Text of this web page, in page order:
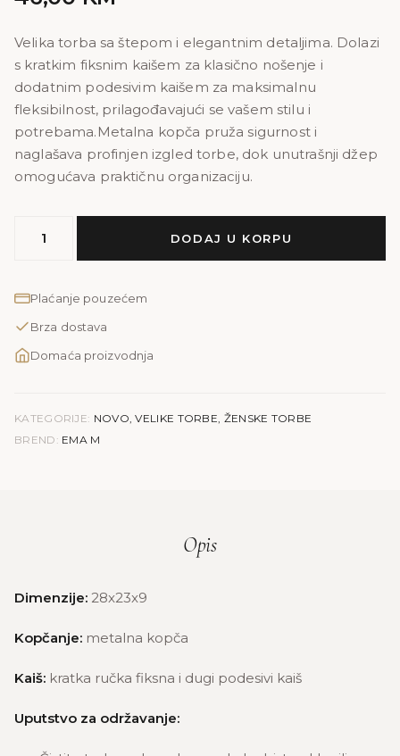
Velika torba sa štepom i elegantnim detaljima. Dolazi
s kratkim fiksnim kaišem za klasično nošenje i
dodatnim podesivim kaišem za maksimalnu
fleksibilnost, prilagođavajući se vašem stilu i
potrebama.Metalna kopča pruža sigurnost i
naglašava profinjen izgled torbe, dok unutrašnji džep
omogućava praktičnu organizaciju.
EMA
|
količina
DODAJ U KORPU
Plaćanje pouzećem
Brza dostava
Domaća proizvodnja
KATEGORIJE: NOVO,VELIKE TORBE, ŽENSKE TORBE
BREND: EMA M
Opis
Dimenzije: 28x23x9
Kopčanje: metalna kopča
Kaiš: kratka ručka fiksna i dugi podesivi kaiš
Uputstvo za održavanje: